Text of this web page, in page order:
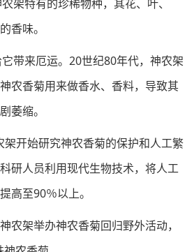
特有的珍稀物种，其花、叶、
香味。
来厄运。20世纪80年代，神农架
农香菊用来做香水、香料，导致其
萎缩。
开始研究神农香菊的保护和人工繁
研人员利用现代生物技术，将人工
高至90％以上。
架举办神农香菊回归野外活动，